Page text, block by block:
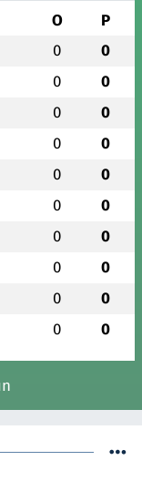
O P
0 0
0 0
0 0
0 0
0 0
0 0
0 0
0 0
0 0
0 0